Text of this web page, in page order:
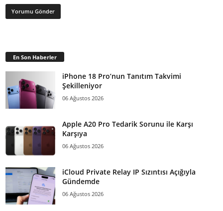
En Son Haberler
iPhone 18 Pro’nun Tanıtım Takvimi
Şekilleniyor
06 Ağustos 2026
Apple A20 Pro Tedarik Sorunu ile Karşı
Karşıya
06 Ağustos 2026
iCloud Private Relay IP Sızıntısı Açığıyla
Gündemde
06 Ağustos 2026